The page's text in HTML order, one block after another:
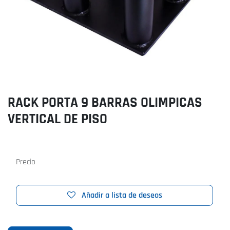
RACK PORTA 9 BARRAS OLIMPICAS
VERTICAL DE PISO
Añadir a lista de deseos
Precio